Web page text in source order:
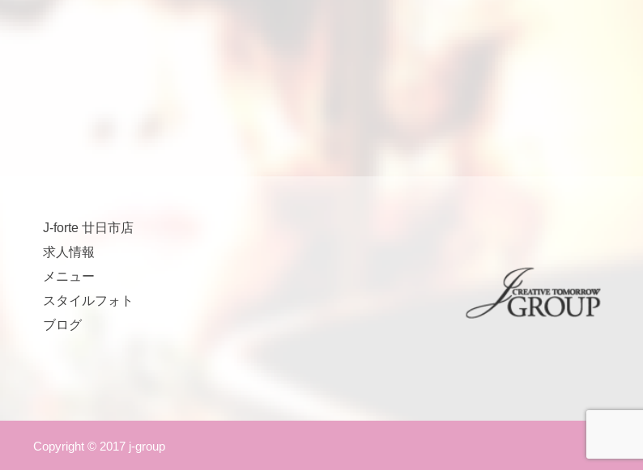
J-forte 廿日市店
求人情報
メニュー
スタイルフォト
ブログ
Copyright © 2017 j-group